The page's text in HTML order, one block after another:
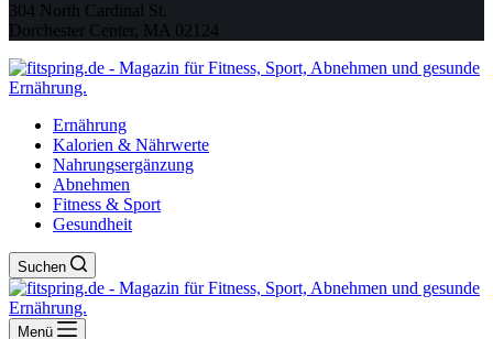
304 North Cardinal St.
Dorchester Center, MA 02124
Ernährung
Kalorien & Nährwerte
Nahrungsergänzung
Abnehmen
Fitness & Sport
Gesundheit
Suchen
Menü